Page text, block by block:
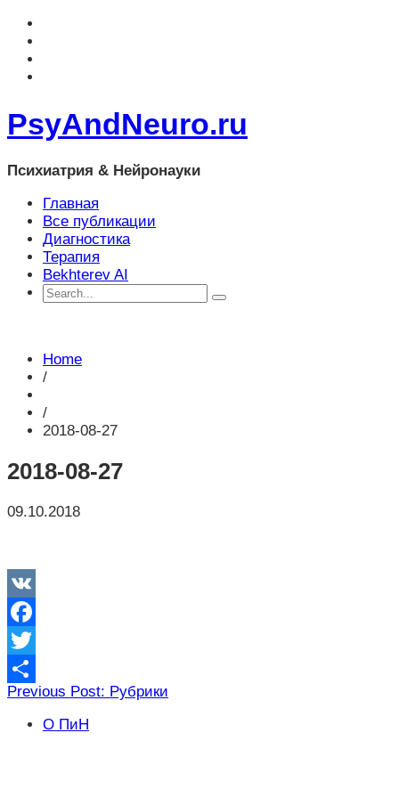
PsyAndNeuro.ru
Психиатрия & Нейронауки
Главная
Все публикации
Диагностика
Терапия
Bekhterev AI
Home
/
/
2018-08-27
2018-08-27
09.10.2018
VK
Facebook
Twitter
Отправить
Навигация
по
Previous Post: Рубрики
О ПиН